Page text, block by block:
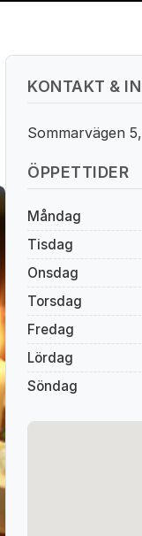
KONTAKT &
Sommarvägen
ÖPPETTIDER
Måndag
Tisdag
Onsdag
Torsdag
Fredag
Lördag
Söndag